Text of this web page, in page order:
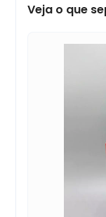
Veja o que